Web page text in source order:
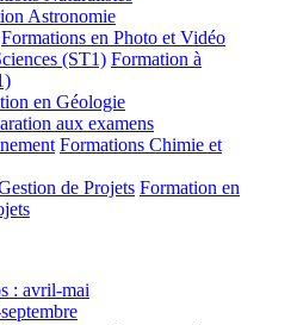
Astronomie
Formations en Photo et Vidéo
(ST1) Formation à
en Géologie
aux examens
Formations Chimie et
de Projets Formation en
: avril-mai